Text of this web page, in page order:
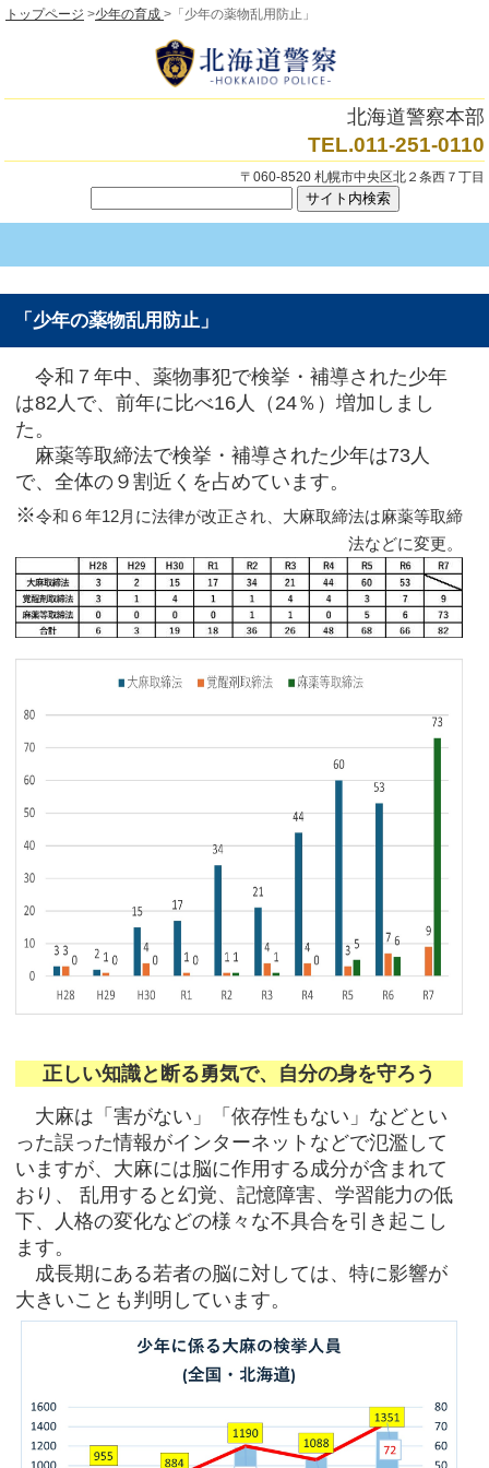
トップページ >少年の育成 >「少年の薬物乱用防止」
北海道警察本部
TEL.011-251-0110
〒060-8520 札幌市中央区北２条西７丁目
「少年の薬物乱用防止」
令和７年中、薬物事犯で検挙・補導された少年
は82人で、前年に比べ16人（24％）増加しまし
た。
麻薬等取締法で検挙・補導された少年は73人
で、全体の９割近くを占めています。
※令和６年12月に法律が改正され、大麻取締法は麻薬等取締
法などに変更。
正しい知識と断る勇気で、自分の身を守ろう
大麻は「害がない」「依存性もない」などとい
った誤った情報がインターネットなどで氾濫して
いますが、大麻には脳に作用する成分が含まれて
おり、 乱用すると幻覚、記憶障害、学習能力の低
下、人格の変化などの様々な不具合を引き起こし
ます。
成長期にある若者の脳に対しては、特に影響が
大きいことも判明しています。